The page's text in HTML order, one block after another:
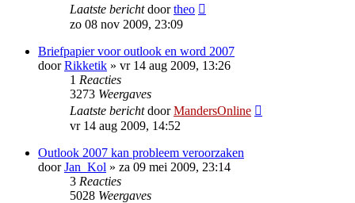
Laatste berichtdoortheo
zo 08 nov 2009, 23:09
Briefpapier voor outlook en word 2007
doorRikketik » vr 14 aug 2009, 13:26
1 Reacties
3273 Weergaves
Laatste berichtdoorMandersOnline
vr 14 aug 2009, 14:52
Outlook 2007 kan probleem veroorzaken
doorJan_Kol » za 09 mei 2009, 23:14
3 Reacties
5028 Weergaves